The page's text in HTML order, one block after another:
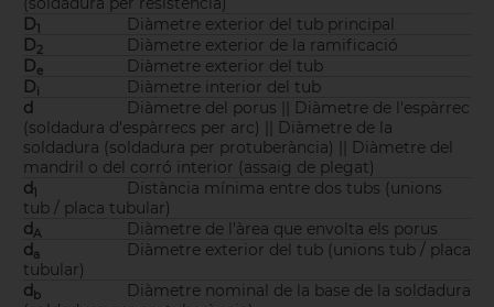
D1
Diàmetre exterior del tub principal
D2
Diàmetre exterior de la ramificació
De
Diàmetre exterior del tub
D
Diàmetre interior del tub
d
Diàmetre del porus || Diàmetre de l'espàrrec
(soldadura d'espàrrecs per arc) || Diàmetre de la
soldadura (soldadura per protuberància) || Diàmetre del
mandril o del corró interior (assaig de plegat)
d1
Distància mínima entre dos tubs (unions
tub / placa tubular)
dA
Diàmetre de l'àrea que envolta els porus
da
Diàmetre exterior del tub (unions tub / placa
tubular)
db
Diàmetre nominal de la base de la soldadura